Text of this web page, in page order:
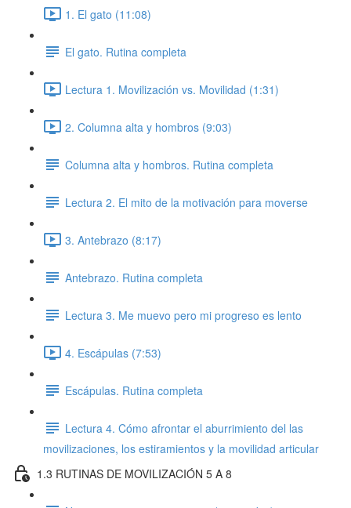
1. El gato (11:08)
El gato. Rutina completa
Lectura 1. Movilización vs. Movilidad (1:31)
2. Columna alta y hombros (9:03)
Columna alta y hombros. Rutina completa
Lectura 2. El mito de la motivación para moverse
3. Antebrazo (8:17)
Antebrazo. Rutina completa
Lectura 3. Me muevo pero mi progreso es lento
4. Escápulas (7:53)
Escápulas. Rutina completa
Lectura 4. Cómo afrontar el aburrimiento del las
movilizaciones, los estiramientos y la movilidad articular
1.3 RUTINAS DE MOVILIZACIÓN 5 A 8